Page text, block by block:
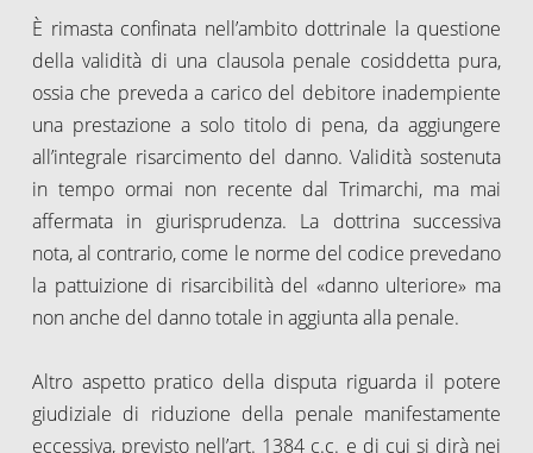
È rimasta confinata nell’ambito dottrinale la questione
della validità di una clausola penale cosiddetta pura,
ossia che preveda a carico del debitore inadempiente
una prestazione a solo titolo di pena, da aggiungere
all’integrale risarcimento del danno. Validità sostenuta
in tempo ormai non recente dal Trimarchi, ma mai
affermata in giurisprudenza. La dottrina successiva
nota, al contrario, come le norme del codice prevedano
la pattuizione di risarcibilità del «danno ulteriore» ma
non anche del danno totale in aggiunta alla penale.
Altro aspetto pratico della disputa riguarda il potere
giudiziale di riduzione della penale manifestamente
eccessiva, previsto nell’art. 1384 c.c. e di cui si dirà nei